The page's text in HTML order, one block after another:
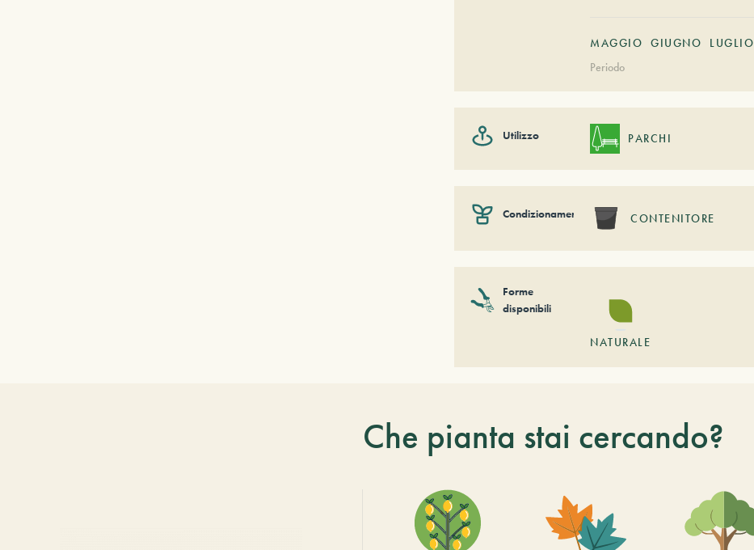
MAGGIO GIUGNO
LUGLIO
Periodo
Utilizzo PARCHI
Condizionamento CONTENITORE
Forme
disponibili
NATURALE
Che pianta stai cercando?